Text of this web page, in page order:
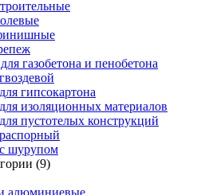
газобетона и пенобетона
гипсокартона
изоляционных материалов
пустотелых конструкций
шурупом
(9)
алюминиевые